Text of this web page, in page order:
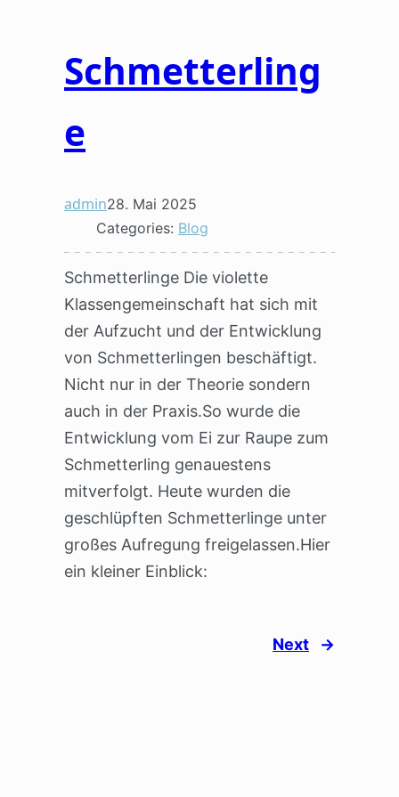
Schmetterling
e
admin28. Mai 2025
Categories: Blog
Schmetterlinge Die violette
Klassengemeinschaft hat sich mit
der Aufzucht und der Entwicklung
von Schmetterlingen beschäftigt.
Nicht nur in der Theorie sondern
auch in der Praxis.So wurde die
Entwicklung vom Ei zur Raupe zum
Schmetterling genauestens
mitverfolgt. Heute wurden die
geschlüpften Schmetterlinge unter
großes Aufregung freigelassen.Hier
ein kleiner Einblick:
Next →